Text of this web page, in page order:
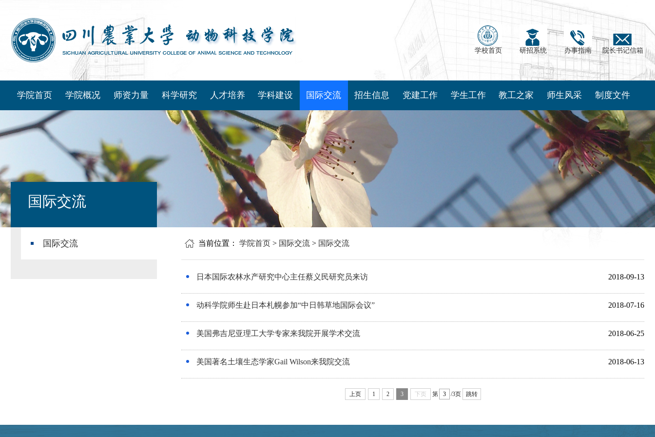
学校首页 研招系统 办事指南 院长书记信箱
学院首页 学院概况 师资力量 科学研究 人才培养 学科建设 国际交流 招生信息 党建工作 学生工作 教工之家 师生风采 制度文件
国际交流
国际交流 当前位置： 学院首页 > 国际交流 > 国际交流
2018-09-13
日本国际农林水产研究中心主任蔡义民研究员来访
2018-07-16
动科学院师生赴日本札幌参加“中日韩草地国际会议”
2018-06-25
美国弗吉尼亚理工大学专家来我院开展学术交流
2018-06-13
美国著名土壤生态学家Gail Wilson来我院交流
上页 1 2 3 下页 第 /3页 跳转